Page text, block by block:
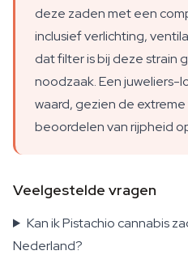
deze zaden met een
inclusief verlichting,
dat filter is bij deze strain
noodzaak. Een juweliers-
waard, gezien de
beoordelen van rijpheid
Veelgestelde vragen
Kan ik Pistachio cannabis
Nederland?